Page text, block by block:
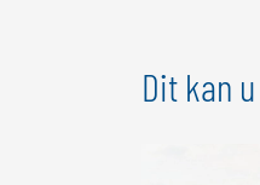
Dit kan